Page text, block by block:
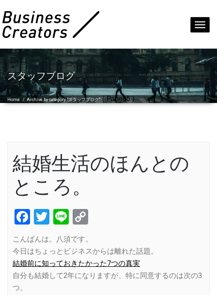
スタッフブログ
Home /Archive by category "スタッフブログ"( Page85 )
結婚生活のほんとの
ところ。
Facebook
Twitter
Line
こんばんは。八須です。
今日はちょっとビジネスからは離れた話題。
結婚前に知っておきたかった7つの真実
自分も結婚して2年になりますが、特に同意するのは次の3
つ。